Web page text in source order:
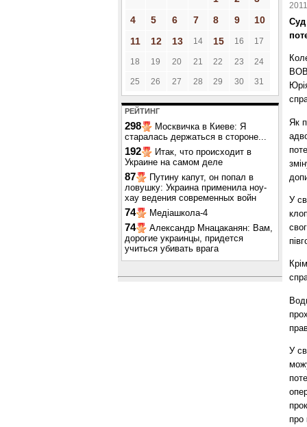
4
5 6 7 8 9
10
11
12 13 14 15 16 17
18 19 20 21 22 23 24
25 26 27 28 29 30 31
РЕЙТИНГ
298
Москвичка в Киеве: Я
старалась держаться в стороне...
192
Итак, что происходит в
Украине на самом деле
87
Путину капут, он попал в
ловушку: Украина применила ноу-
хау ведения современных войн
74 Медіашкола-4
74
Александр Мнацаканян: Вам,
дорогие украинцы, придется
учиться убивать врага
Суд
Як
У
У
про